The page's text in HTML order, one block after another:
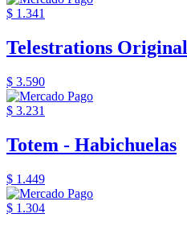
$ 1.341
Telestrations Original
$ 3.590
$ 3.231
Totem - Habichuelas
$ 1.449
$ 1.304